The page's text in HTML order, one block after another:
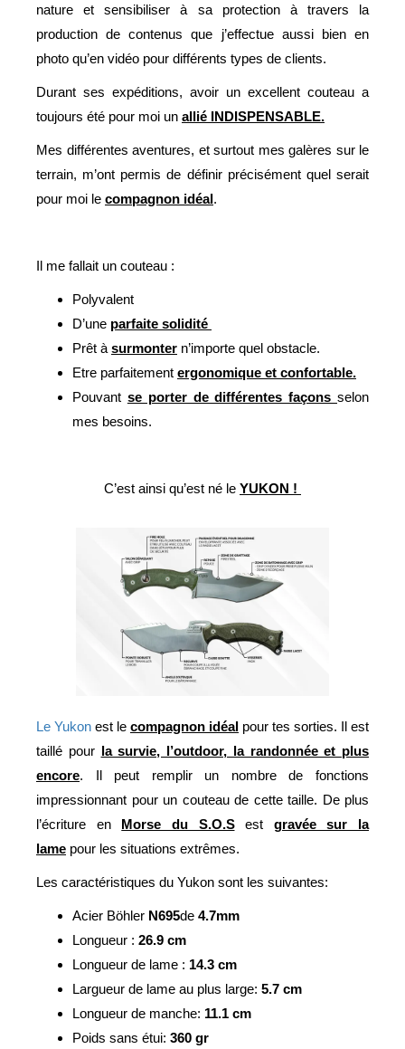
nature et sensibiliser à sa protection à travers la
production de contenus que j’effectue aussi bien en
photo qu’en vidéo pour différents types de clients.
Durant ses expéditions, avoir un excellent couteau a
toujours été pour moi un allié INDISPENSABLE.
Mes différentes aventures, et surtout mes galères sur le
terrain, m’ont permis de définir précisément quel serait
pour moi le compagnon idéal.
Il me fallait un couteau :
Polyvalent
D’une parfaite solidité
Prêt à surmonter n’importe quel obstacle.
Etre parfaitement ergonomique et confortable.
Pouvant se porter de différentes façonsselon
mes besoins.
C’est ainsi qu’est né le YUKON !
Le Yukon est le compagnon idéal pour tes sorties. Il est
taillé pour la survie, l’outdoor, la randonnée et plus
encore. Il peut remplir un nombre de fonctions
impressionnant pour un couteau de cette taille. De plus
l’écriture en Morse du S.O.Sest gravée sur la
lame pour les situations extrêmes.
Les caractéristiques du Yukon sont les suivantes:
Acier Böhler N695de 4.7mm
Longueur : 26.9 cm
Longueur de lame : 14.3 cm
Largueur de lame au plus large: 5.7 cm
Longueur de manche: 11.1 cm
Poids sans étui: 360 gr